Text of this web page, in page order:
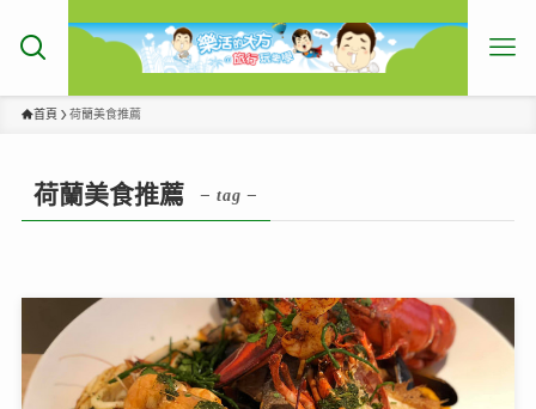
首頁 荷蘭美食推薦
荷蘭美食推薦 – tag –